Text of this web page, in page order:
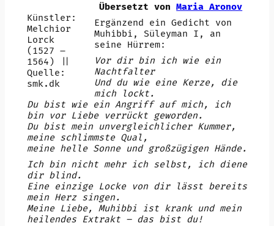
Künstler:
Melchior
Lorck
(1527 –
1564) ||
Quelle:
smk.dk
Übersetzt vonMaria Aronov
Ergänzend ein Gedicht von
Muhibbi, Süleyman I, an
seine Hürrem:
Vor dir bin ich wie ein
Nachtfalter
Und du wie eine Kerze, die
mich lockt.
Du bist wie ein Angriff auf mich, ich
bin vor Liebe verrückt geworden.
Du bist mein unvergleichlicher Kummer,
meine schlimmste Qual,
meine helle Sonne und großzügigen Hände.
Ich bin nicht mehr ich selbst, ich diene
dir blind.
Eine einzige Locke von dir lässt bereits
mein Herz singen.
Meine Liebe, Muhibbi ist krank und mein
heilendes Extrakt – das bist du!